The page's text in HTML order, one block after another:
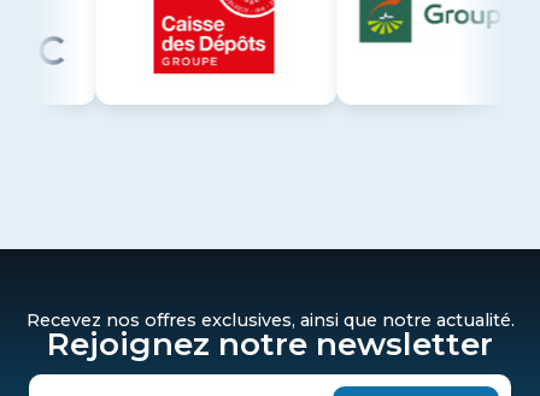
Recevez nos offres exclusives, ainsi que notre actualité.
Rejoignez notre newsletter